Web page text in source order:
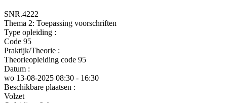
SNR.4222
Thema 2: Toepassing voorschriften
Type opleiding :
Code 95
Praktijk/Theorie :
Theorieopleiding code 95
Datum :
wo 13-08-2025 08:30 - 16:30
Beschikbare plaatsen :
Volzet